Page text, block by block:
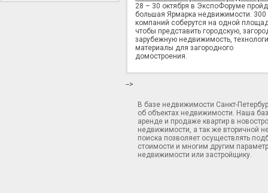
28 – 30 октября в ЭкспоФоруме
большая Ярмарка недвижимости. 300
компаний соберутся на одной
чтобы представить городскую,
зарубежную недвижимость,
материалы для загородного
домостроения.
-->
В базе недвижимости Санкт-
об объектах недвижимости. Наша
аренде и продаже квартир в
недвижимости, а так же вторичной
поиска позволяет осуществлять
стоимости и многим другим
недвижимости или застройщику.